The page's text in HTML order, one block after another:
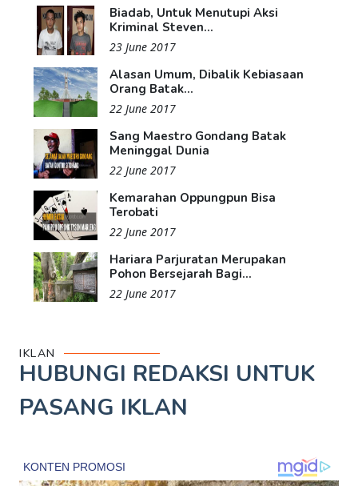
Biadab, Untuk Menutupi Aksi
Kriminal Steven...
23 June 2017
Alasan Umum, Dibalik Kebiasaan
Orang Batak...
22 June 2017
Sang Maestro Gondang Batak
Meninggal Dunia
22 June 2017
Kemarahan Oppungpun Bisa
Terobati
22 June 2017
Hariara Parjuratan Merupakan
Pohon Bersejarah Bagi...
22 June 2017
IKLAN
HUBUNGI REDAKSI UNTUK
PASANG IKLAN